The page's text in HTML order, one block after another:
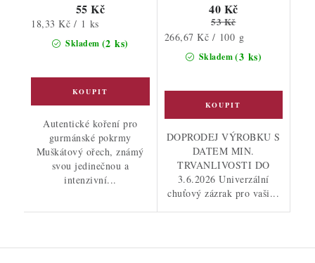
Skladem (2 ks)
55 Kč
Měrná
18,33 Kč / 1 ks
Autentické koření pro
gurmánské pokrmy
Muškátový ořech, známý
svou jedinečnou a
intenzivní...
Skladem(3 ks)
40 Kč
53 Kč
Měrná
266,67 Kč / 100 g
DOPRODEJ VÝROBKU S
DATEM MIN.
TRVANLIVOSTI DO
3.6.2026 Univerzální
chuťový zázrak pro vaši...